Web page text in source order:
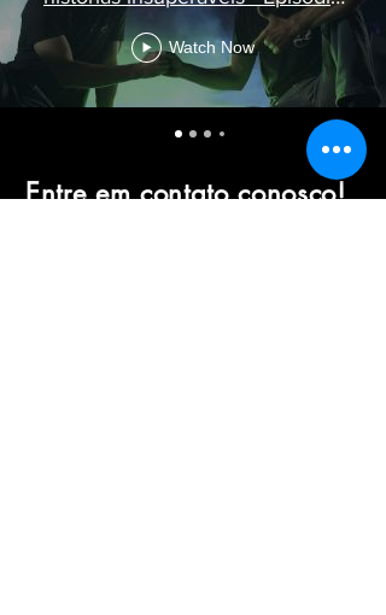
10
Watch Now
Entre em contato conosco!